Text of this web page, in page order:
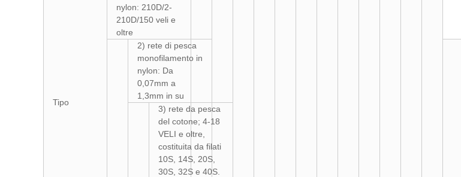
Tipo
nylon: 210D/2-
210D/150 veli e
oltre
2) rete di pesca
monofilamento in
nylon: Da
0,07mm a
1,3mm in su
3) rete da pesca
del cotone; 4-18
VELI e oltre,
costituita da filati
10S, 14S, 20S,
30S, 32S e 40S.